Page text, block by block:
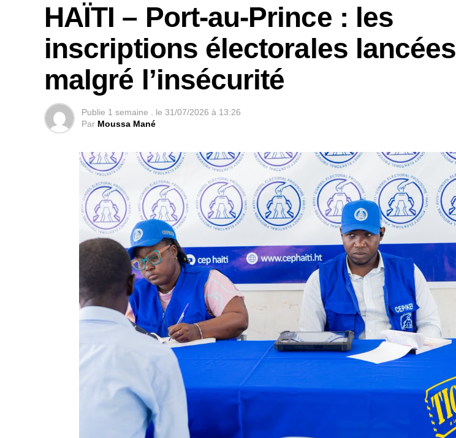
HAÏTI – Port-au-Prince : les
inscriptions électorales lancées
malgré l’insécurité
Publie 1 semaine . le 31/07/2026 à 13:26
Par Moussa Mané